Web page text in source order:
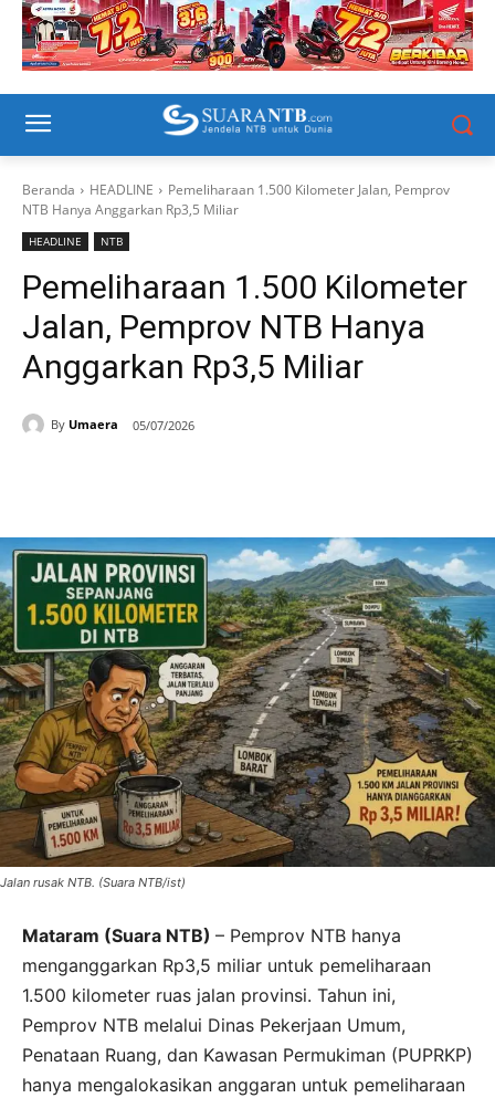
Beranda HEADLINE
Pemeliharaan 1.500 Kilometer Jalan, Pemprov
NTB Hanya Anggarkan Rp3,5 Miliar
HEADLINE NTB
Pemeliharaan 1.500 Kilometer
Jalan, Pemprov NTB Hanya
Anggarkan Rp3,5 Miliar
By Umaera 05/07/2026
Jalan rusak NTB. (Suara NTB/ist)
Mataram (Suara NTB) – Pemprov NTB hanya
menganggarkan Rp3,5 miliar untuk pemeliharaan
1.500 kilometer ruas jalan provinsi. Tahun ini,
Pemprov NTB melalui Dinas Pekerjaan Umum,
Penataan Ruang, dan Kawasan Permukiman (PUPRKP)
hanya mengalokasikan anggaran untuk pemeliharaan